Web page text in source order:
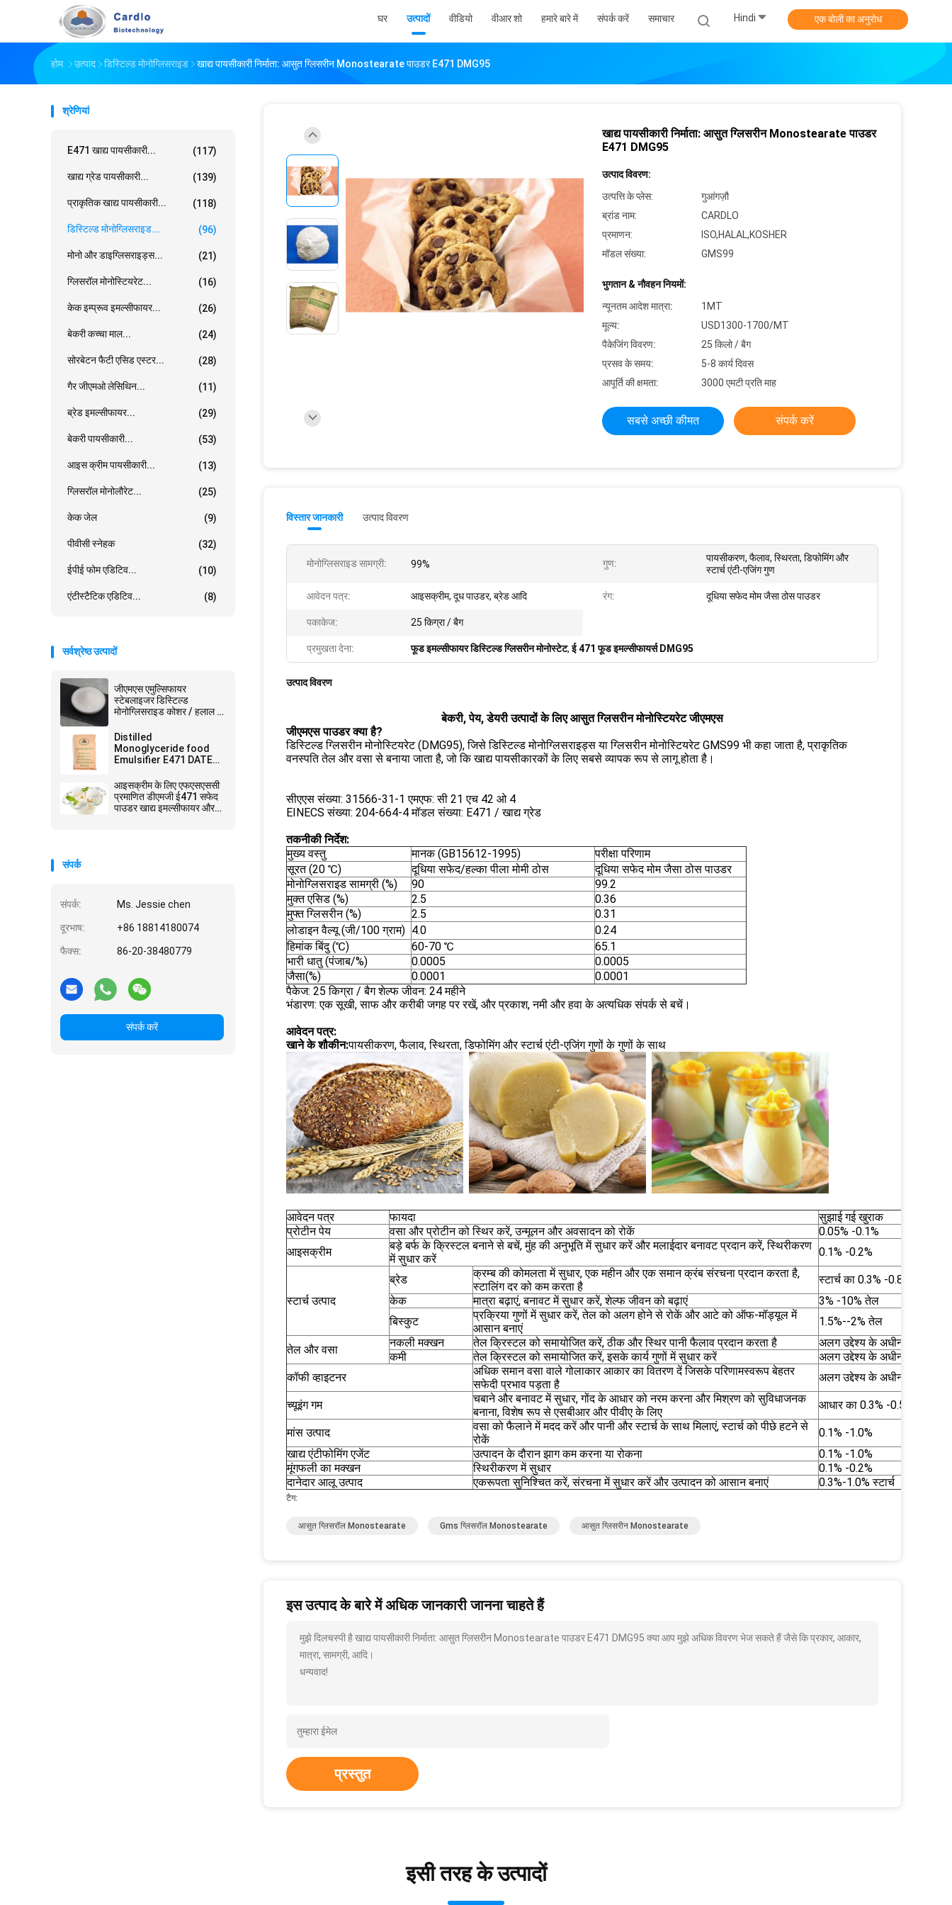
घर उत्पादों वीडियो वीआर शो हमारे बारे में संपर्क करें समाचार Hindi एक बोली का अनुरोध
होम उत्पाद डिस्टिल्ड मोनोग्लिसराइड खाद्य पायसीकारी निर्माता: आसुत ग्लिसरीन Monostearate पाउडर E471 DMG95
श्रेणियां
E471 खाद्य पायसीकारी... (117)
खाद्य ग्रेड पायसीकारी... (139)
प्राकृतिक खाद्य पायसीकारी... (118)
डिस्टिल्ड मोनोग्लिसराइड... (96)
मोनो और डाइग्लिसराइड्स... (21)
ग्लिसरॉल मोनोस्टियरेट... (16)
केक इम्प्रूव इमल्सीफायर... (26)
बेकरी कच्चा माल... (24)
सोरबेटन फैटी एसिड एस्टर... (28)
गैर जीएमओ लेसिथिन... (11)
ब्रेड इमल्सीफायर... (29)
बेकरी पायसीकारी... (53)
आइस क्रीम पायसीकारी... (13)
ग्लिसरॉल मोनोलौरेट... (25)
केक जेल (9)
पीवीसी स्नेहक (32)
ईपीई फोम एडिटिव... (10)
एंटीस्टैटिक एडिटिव... (8)
सर्वश्रेष्ठ उत्पादों
जीएमएस एमुल्सिफायर
स्टेबलाइजर डिस्टिल्ड
मोनोग्लिसराइड कोशर / हलाल /
Distilled
Monoglyceride food
Emulsifier E471 DATEM
आइसक्रीम के लिए एफएसएससी
प्रमाणित डीएमजी ई471 सफेद
पाउडर खाद्य इमल्सीफायर और
संपर्क
संपर्क: Ms. Jessie chen
दूरभाष: +86 18814180074
फैक्स: 86-20-38480779
संपर्क करें
खाद्य पायसीकारी निर्माता: आसुत ग्लिसरीन Monostearate पाउडर
E471 DMG95
उत्पाद विवरण:
उत्पत्ति के प्लेस:
गुआंगज़ौ
ब्रांड नाम:
CARDLO
प्रमाणन:
ISO,HALAL,KOSHER
मॉडल संख्या:
GMS99
भुगतान & नौवहन नियमों:
न्यूनतम आदेश मात्रा:
1MT
मूल्य:
USD1300-1700/MT
पैकेजिंग विवरण:
25 किलो / बैग
प्रसव के समय:
5-8 कार्य दिवस
आपूर्ति की क्षमता:
3000 एमटी प्रति माह
सबसे अच्छी कीमत संपर्क करें
विस्तार जानकारी उत्पाद विवरण
मोनोग्लिसराइड सामग्री: 99% गुण:
पायसीकरण, फैलाव, स्थिरता, डिफोमिंग और
स्टार्च एंटी-एजिंग गुण
आवेदन पत्र: आइसक्रीम, दूध पाउडर, ब्रेड आदि रंग: दूधिया सफेद मोम जैसा ठोस पाउडर
पकाकेज: 25 किग्रा / बैग
प्रमुखता देना: फूड इमल्सीफायर डिस्टिल्ड ग्लिसरीन मोनोस्टेट,ई 471 फूड इमल्सीफायर्स DMG95
उत्पाद विवरण
बेकरी, पेय, डेयरी उत्पादों के लिए आसुत ग्लिसरीन मोनोस्टियरेट जीएमएस
जीएमएस पाउडर क्या है?
डिस्टिल्ड ग्लिसरीन मोनोस्टियरेट (DMG95), जिसे डिस्टिल्ड मोनोग्लिसराइड्स या ग्लिसरीन मोनोस्टियरेट GMS99 भी कहा जाता है, प्राकृतिक
वनस्पति तेल और वसा से बनाया जाता है, जो कि खाद्य पायसीकारकों के लिए सबसे व्यापक रूप से लागू होता है।
सीएएस संख्या: 31566-31-1 एमएफ: सी 21 एच 42 ओ 4
EINECS संख्या: 204-664-4 मॉडल संख्या: E471 / खाद्य ग्रेड
तकनीकी निर्देश:
मुख्य वस्तु
मानक (GB15612-1995)
परीक्षा परिणाम
सूरत (20 ℃)
दूधिया सफेद/हल्का पीला मोमी ठोस
दूधिया सफेद मोम जैसा ठोस पाउडर
मोनोग्लिसराइड सामग्री (%)
90
99.2
मुक्त एसिड (%)
2.5
0.36
मुफ्त ग्लिसरीन (%)
2.5
0.31
लोडाइन वैल्यू (जी/100 ग्राम) 4.0
0.24
हिमांक बिंदु (℃)
60-70 ℃
65.1
भारी धातु (पंजाब/%)
0.0005
0.0005
जैसा(%)
0.0001
0.0001
पैकेज: 25 किग्रा / बैग शेल्फ जीवन: 24 महीने
भंडारण: एक सूखी, साफ और करीबी जगह पर रखें, और प्रकाश, नमी और हवा के अत्यधिक संपर्क से बचें।
आवेदन पत्र:
खाने के शौकीन:पायसीकरण, फैलाव, स्थिरता, डिफोमिंग और स्टार्च एंटी-एजिंग गुणों के गुणों के साथ
आवेदन पत्र फायदा
सुझाई गई खुराक
प्रोटीन पेय
वसा और प्रोटीन को स्थिर करें, उन्मूलन और अवसादन को रोकें
0.05% -0.1%
आइसक्रीम
बड़े बर्फ के क्रिस्टल बनाने से बचें, मुंह की अनुभूति में सुधार करें और मलाईदार बनावट प्रदान करें, स्थिरीकरण
में सुधार करें
0.1% -0.2%
स्टार्च उत्पाद
ब्रेड
क्रम्ब की कोमलता में सुधार, एक महीन और एक समान क्रंब संरचना प्रदान करता है,
स्टालिंग दर को कम करता है
स्टार्च का 0.3% -0.8%
केक
मात्रा बढ़ाएं, बनावट में सुधार करें, शेल्फ जीवन को बढ़ाएं
3% -10% तेल
बिस्कुट
प्रक्रिया गुणों में सुधार करें, तेल को अलग होने से रोकें और आटे को ऑफ-मॉड्यूल में
आसान बनाएं
1.5%--2% तेल
तेल और वसा
नकली मक्खन तेल क्रिस्टल को समायोजित करें, ठीक और स्थिर पानी फैलाव प्रदान करता है
अलग उद्देश्य के अधीन
कमी
तेल क्रिस्टल को समायोजित करें, इसके कार्य गुणों में सुधार करें
अलग उद्देश्य के अधीन
कॉफी व्हाइटनर
अधिक समान वसा वाले गोलाकार आकार का वितरण दें जिसके परिणामस्वरूप बेहतर
सफेदी प्रभाव पड़ता है
अलग उद्देश्य के अधीन
च्यूइंग गम
चबाने और बनावट में सुधार, गोंद के आधार को नरम करना और मिश्रण को सुविधाजनक
बनाना, विशेष रूप से एसबीआर और पीवीए के लिए
आधार का 0.3% -0.5%
मांस उत्पाद
वसा को फैलाने में मदद करें और पानी और स्टार्च के साथ मिलाएं, स्टार्च को पीछे हटने से
रोकें
0.1% -1.0%
खाद्य एंटीफोमिंग एजेंट
उत्पादन के दौरान झाग कम करना या रोकना
0.1% -1.0%
मूंगफली का मक्खन
स्थिरीकरण में सुधार
0.1% -0.2%
दानेदार आलू उत्पाद
एकरूपता सुनिश्चित करें, संरचना में सुधार करें और उत्पादन को आसान बनाएं 0.3%-1.0% स्टार्च
टैग:
आसुत ग्लिसरॉल Monostearate Gms ग्लिसरॉल Monostearate आसुत ग्लिसरीन Monostearate
इस उत्पाद के बारे में अधिक जानकारी जानना चाहते हैं
मुझे दिलचस्पी है खाद्य पायसीकारी निर्माता: आसुत ग्लिसरीन Monostearate पाउडर E471 DMG95 क्या आप मुझे अधिक विवरण भेज सकते हैं जैसे कि प्रकार, आकार,
मात्रा, सामग्री, आदि।
धन्यवाद!
प्रस्तुत
इसी तरह के उत्पादों